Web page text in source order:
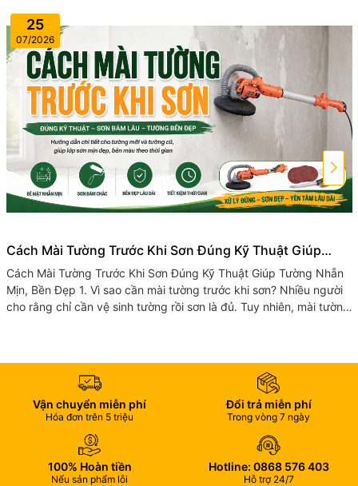
25
07/2026
Cách Mài Tường Trước Khi Sơn Đúng Kỹ Thuật Giúp
Tường Nhẵn Mịn, Bền Đẹp
Cách Mài Tường Trước Khi Sơn Đúng Kỹ Thuật Giúp Tường Nhẵn
Mịn, Bền Đẹp 1. Vì sao cần mài tường trước khi sơn? Nhiều người
cho rằng chỉ cần vệ sinh tường rồi sơn là đủ. Tuy nhiên, mài tường
Vận chuyển miễn phí
Hóa đơn trên 5 triệu
Đổi trả miễn phí
Trong vòng 7 ngày
100% Hoàn tiền
Nếu sản phẩm lỗi
Hotline: 0868 576 403
Hỗ trợ 24/7